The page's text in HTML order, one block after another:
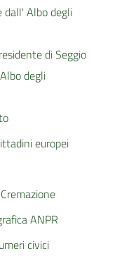
dall' Albo degli
di Seggio
degli
europei
ANPR
civici